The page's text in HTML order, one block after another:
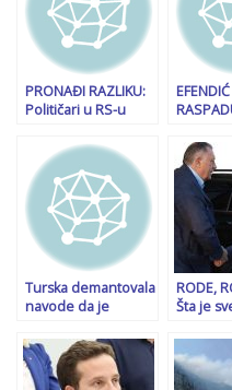
PRONAĐI RAZLIKU:
Političari u RS-u
9. januar, ovo su
poruke Milorada
Dodika i Branislava
Borenovića…
trebalo
da
Dodik,
može
Turska demantovala
navode da je
novac Dodiku za
povratak SDA u vlast
RODE,
Šta je
političar
danas